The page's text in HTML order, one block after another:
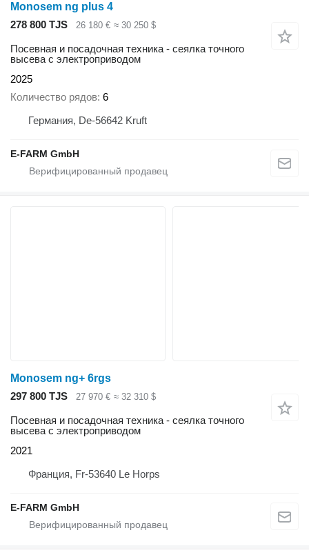
Monosem ng plus 4
278 800 TJS
26 180 € ≈ 30 250 $
Посевная и посадочная техника - сеялка точного
высева с электроприводом
2025
Количество рядов 6
Германия, De-56642 Kruft
E-FARM GmbH
Monosem ng+ 6rgs
297 800 TJS
27 970 € ≈ 32 310 $
Посевная и посадочная техника - сеялка точного
высева с электроприводом
2021
Франция, Fr-53640 Le Horps
E-FARM GmbH